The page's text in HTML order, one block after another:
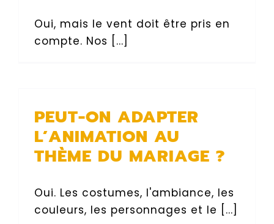
Oui, mais le vent doit être pris en
compte. Nos [...]
PEUT-ON ADAPTER
L’ANIMATION AU
THÈME DU MARIAGE ?
Oui. Les costumes, l'ambiance, les
couleurs, les personnages et le [...]